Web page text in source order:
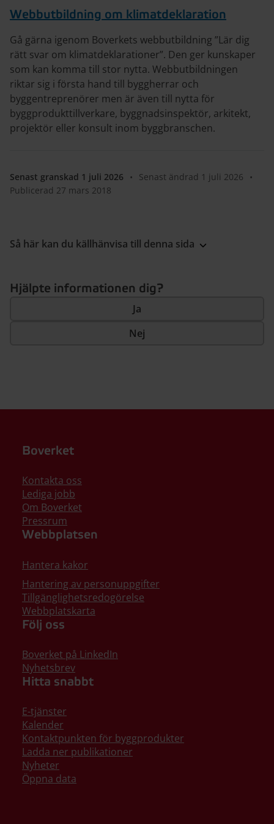
Webbutbildning om klimatdeklaration
Gå gärna igenom Boverkets webbutbildning ”Lär dig
rätt svar om klimatdeklarationer”. Den ger kunskaper
som kan komma till stor nytta. Webbutbildningen
riktar sig i första hand till byggherrar och
byggentreprenörer men är även till nytta för
byggprodukttillverkare, byggnadsinspektör, arkitekt,
projektör eller konsult inom byggbranschen.
Senast granskad 1 juli 2026 • Senast ändrad 1 juli 2026
•
Publicerad 27 mars 2018
Så här kan du källhänvisa till denna sida
Hjälpte informationen dig?
Ja
Nej
Boverket
Kontakta oss
Lediga jobb
Om Boverket
Pressrum
Webbplatsen
Hantera kakor
Hantering av personuppgifter
Tillgänglighetsredogörelse
Webbplatskarta
Följ oss
Boverket på LinkedIn
Nyhetsbrev
Hitta snabbt
E-tjänster
Kalender
Kontaktpunkten för byggprodukter
Ladda ner publikationer
Nyheter
Öppna data